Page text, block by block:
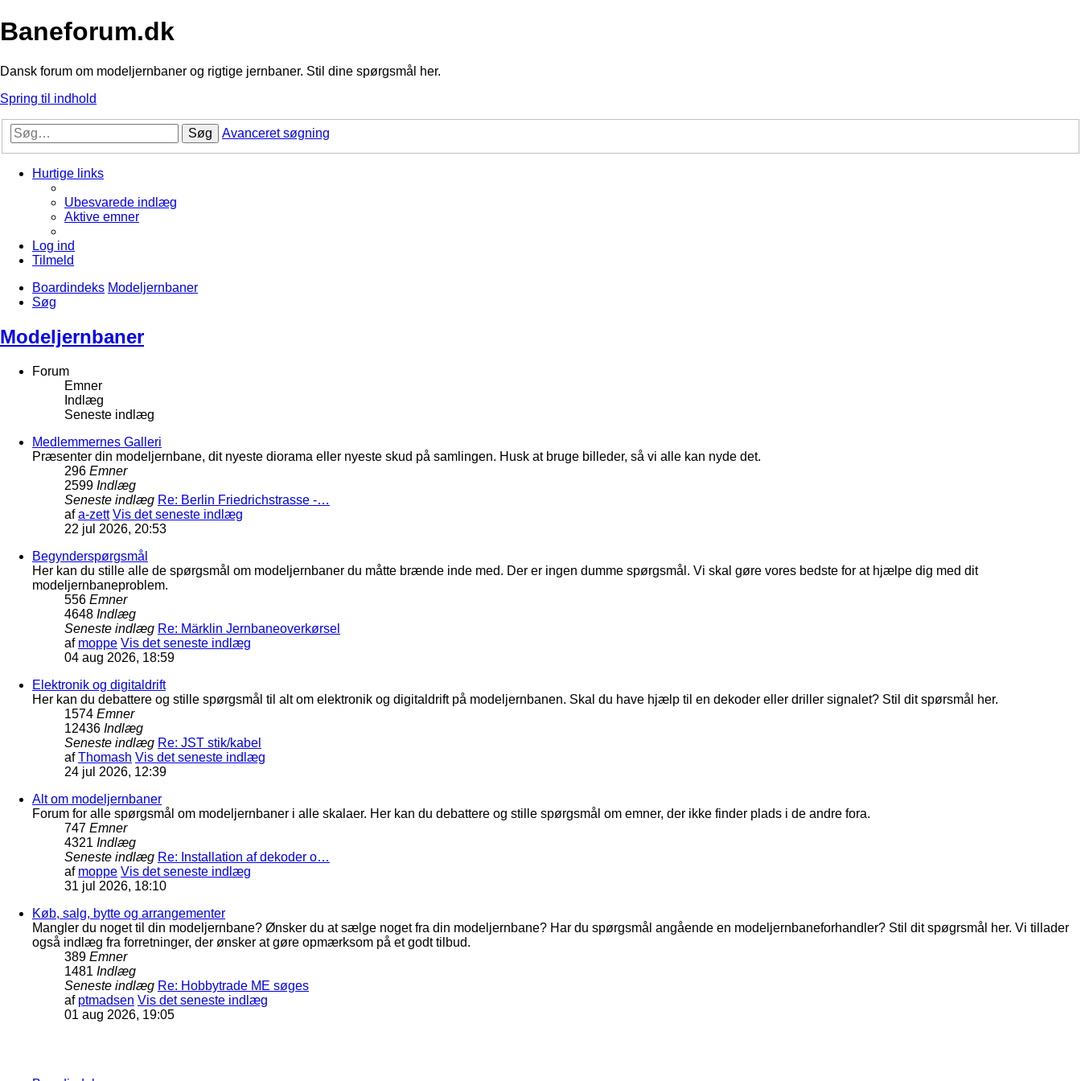
Baneforum.dk
Dansk forum om modeljernbaner og rigtige jernbaner. Stil dine spørgsmål her.
Spring til indhold
Søg Avanceret søgning
Hurtige links
Ubesvarede indlæg
Aktive emner
Log ind
Tilmeld
Boardindeks Modeljernbaner
Søg
Modeljernbaner
Forum
Emner
Indlæg
Seneste indlæg
Medlemmernes Galleri
Præsenter din modeljernbane, dit nyeste diorama eller nyeste skud på samlingen. Husk at bruge billeder, så vi alle kan nyde det.
296 Emner
2599 Indlæg
Seneste indlæg Re: Berlin Friedrichstrasse -…
afa-zett Vis det seneste indlæg
22 jul 2026, 20:53
Begynderspørgsmål
Her kan du stille alle de spørgsmål om modeljernbaner du måtte brænde inde med. Der er ingen dumme spørgsmål. Vi skal gøre vores bedste for at hjælpe dig med dit
modeljernbaneproblem.
556 Emner
4648 Indlæg
Seneste indlæg Re: Märklin Jernbaneoverkørsel
af moppe Vis det seneste indlæg
04 aug 2026, 18:59
Elektronik og digitaldrift
Her kan du debattere og stille spørgsmål til alt om elektronik og digitaldrift på modeljernbanen. Skal du have hjælp til en dekoder eller driller signalet? Stil dit spørsmål her.
1574 Emner
12436 Indlæg
Seneste indlæg Re: JST stik/kabel
afThomash Vis det seneste indlæg
24 jul 2026, 12:39
Alt om modeljernbaner
Forum for alle spørgsmål om modeljernbaner i alle skalaer. Her kan du debattere og stille spørgsmål om emner, der ikke finder plads i de andre fora.
747 Emner
4321 Indlæg
Seneste indlæg Re: Installation af dekoder o…
af moppe Vis det seneste indlæg
31 jul 2026, 18:10
Køb, salg, bytte og arrangementer
Mangler du noget til din modeljernbane? Ønsker du at sælge noget fra din modeljernbane? Har du spørgsmål angående en modeljernbaneforhandler? Stil dit spøgrsmål her. Vi tillader
også indlæg fra forretninger, der ønsker at gøre opmærksom på et godt tilbud.
389 Emner
1481 Indlæg
Seneste indlæg Re: Hobbytrade ME søges
af ptmadsen Vis det seneste indlæg
01 aug 2026, 19:05